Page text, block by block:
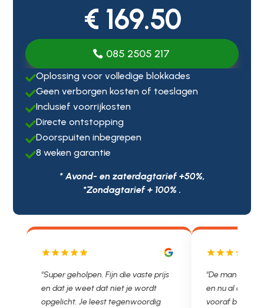
€ 169.50
085 2505 217
Oplossing voor volledige blokkades
Geen verborgen kosten of toeslagen
Inclusief voorrijkosten
Directe ontstopping
Doorspuiten inbegrepen
8 weken garantie
* Avond- en zaterdagtarief +50%,
*Zondagtarief + 100% .
"De man rijden net weg. 11.00 gebeld
en nu al opgelost voor een vast en
vooraf besproken tarief. Lekker
"Wat een fijn
met een
je niet zo goed